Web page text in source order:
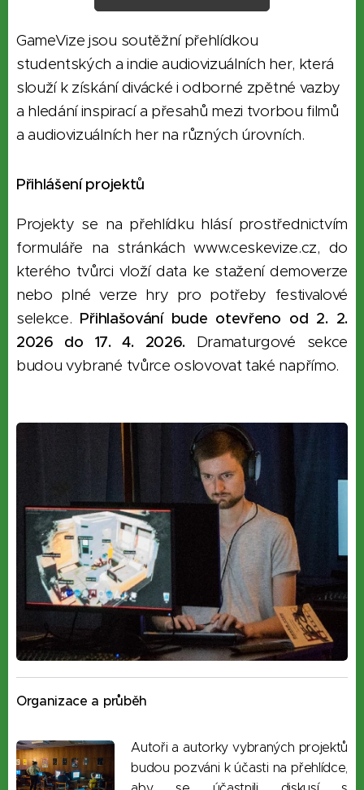
GameVize jsou soutěžní přehlídkou
studentských a indie audiovizuálních her, která
slouží k získání divácké i odborné zpětné vazby
a hledání inspirací a přesahů mezi tvorbou filmů
a audiovizuálních her na různých úrovních.
Přihlášení projektů
Projekty se na přehlídku hlásí prostřednictvím
formuláře na stránkách www.ceskevize.cz, do
kterého tvůrci vloží data ke stažení demoverze
nebo plné verze hry pro potřeby festivalové
selekce. Přihlašování bude otevřeno od 2. 2.
2026 do 17. 4. 2026.Dramaturgové sekce
budou vybrané tvůrce oslovovat také napřímo.
Organizace a průběh
Autoři a autorky vybraných projektů
budou pozváni k účasti na přehlídce,